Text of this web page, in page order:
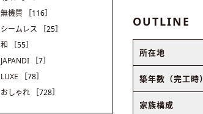
OUTLINE
所在地
築年数（完工時）
家族構成
無機質
［116］
シームレス
［25］
和
［55］
JAPANDI
［7］
LUXE
［78］
おしゃれ
［728］